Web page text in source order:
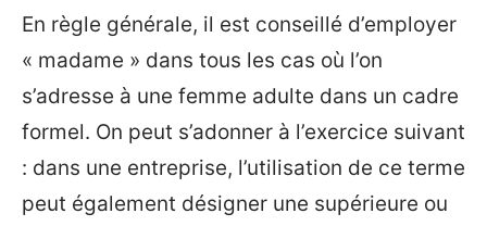
En règle générale, il est conseillé d’employer
« madame » dans tous les cas où l’on
s’adresse à une femme adulte dans un cadre
formel. On peut s’adonner à l’exercice suivant
: dans une entreprise, l’utilisation de ce terme
peut également désigner une supérieure ou